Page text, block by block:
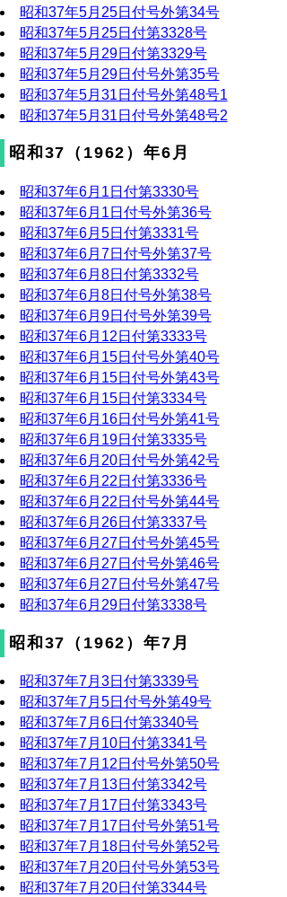
昭和37年5月25日付号外第34号
昭和37年5月25日付第3328号
昭和37年5月29日付第3329号
昭和37年5月29日付号外第35号
昭和37年5月31日付号外第48号1
昭和37年5月31日付号外第48号2
昭和37（1962）年6月
昭和37年6月1日付第3330号
昭和37年6月1日付号外第36号
昭和37年6月5日付第3331号
昭和37年6月7日付号外第37号
昭和37年6月8日付第3332号
昭和37年6月8日付号外第38号
昭和37年6月9日付号外第39号
昭和37年6月12日付第3333号
昭和37年6月15日付号外第40号
昭和37年6月15日付号外第43号
昭和37年6月15日付第3334号
昭和37年6月16日付号外第41号
昭和37年6月19日付第3335号
昭和37年6月20日付号外第42号
昭和37年6月22日付第3336号
昭和37年6月22日付号外第44号
昭和37年6月26日付第3337号
昭和37年6月27日付号外第45号
昭和37年6月27日付号外第46号
昭和37年6月27日付号外第47号
昭和37年6月29日付第3338号
昭和37（1962）年7月
昭和37年7月3日付第3339号
昭和37年7月5日付号外第49号
昭和37年7月6日付第3340号
昭和37年7月10日付第3341号
昭和37年7月12日付号外第50号
昭和37年7月13日付第3342号
昭和37年7月17日付第3343号
昭和37年7月17日付号外第51号
昭和37年7月18日付号外第52号
昭和37年7月20日付号外第53号
昭和37年7月20日付第3344号